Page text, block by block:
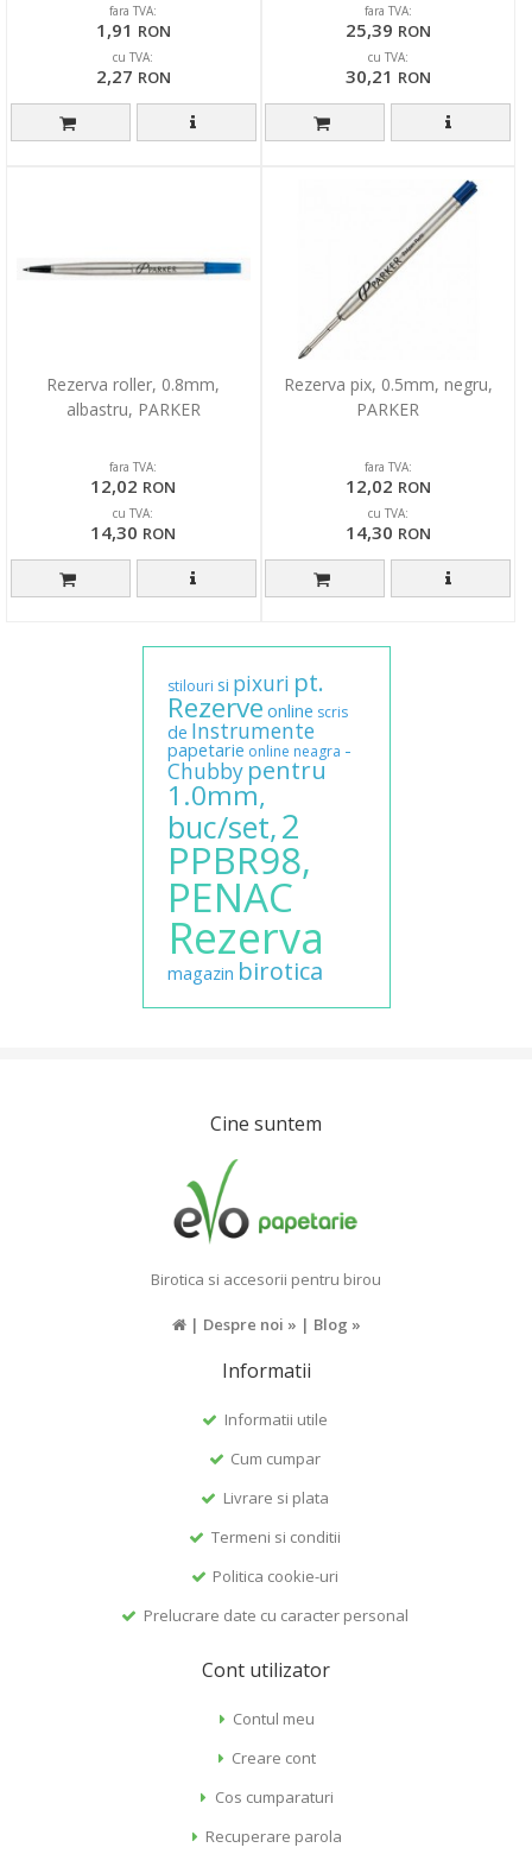
fara TVA:
1,91 RON
cu TVA:
2,27 RON
fara TVA:
25,39 RON
cu TVA:
30,21 RON
Rezerva roller, 0.8mm,
albastru, PARKER
fara TVA:
12,02 RON
cu TVA:
14,30 RON
Rezerva pix, 0.5mm, negru,
PARKER
fara TVA:
12,02 RON
cu TVA:
14,30 RON
stilouri si pixuri pt.
Rezerve online scris
de Instrumente
papetarie online neagra -
Chubby pentru
1.0mm,
buc/set,2
PPBR98,
PENAC
Rezerva
magazin birotica
Cine suntem
Birotica si accesorii pentru birou
| Despre noi » | Blog »
Informatii
Informatii utile
Cum cumpar
Livrare si plata
Termeni si conditii
Politica cookie-uri
Prelucrare date cu caracter personal
Cont utilizator
Contul meu
Creare cont
Cos cumparaturi
Recuperare parola